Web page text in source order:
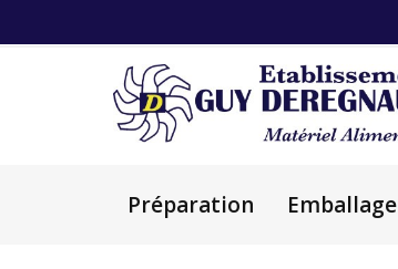
Préparation Emballage